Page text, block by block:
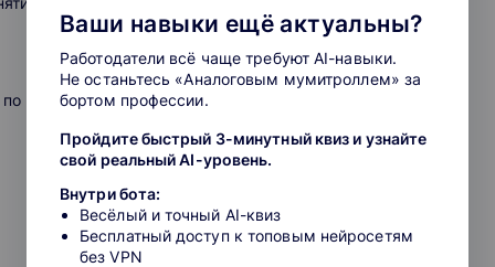
планшета, смартфона.
школьников и учителей, индивидуальный
школа и экстернат.
по вторникам.
Ваши навыки ещё актуальны?
Работодатели всё чаще требуют AI-навыки.
Не останьтесь «Аналоговым мумитроллем» за
бортом профессии.
Пройдите быстрый 3-минутный квиз и узнайте
свой реальный AI-уровень.
Внутри бота:
Весёлый и точный AI-квиз
Бесплатный доступ к топовым нейросетям
без VPN